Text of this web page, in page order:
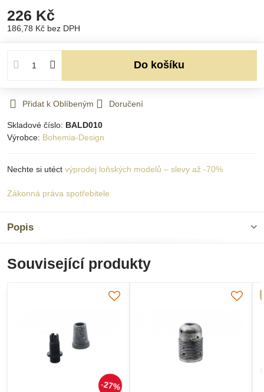
226 Kč
186,78 Kč bez DPH
Do košíku
Přidat k Oblíbeným Doručení
Skladové číslo: BALD010
Výrobce: Bohemia-Design
Nechte si utéct výprodej loňských modelů – slevy až -70%
Zákonná práva spotřebitele
Popis
Související produkty
27%